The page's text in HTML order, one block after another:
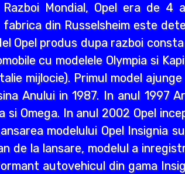
Mondial, Opel era de
din Russelsheim este
Opel produs dupa razboi
cu modelele Olympia si
mijlocie). Primul model
Anului in 1987. In anul 1997
Omega. In anul 2002 Opel
modelului Opel Insignia
de la lansare, modelul a
autovehicul din gama